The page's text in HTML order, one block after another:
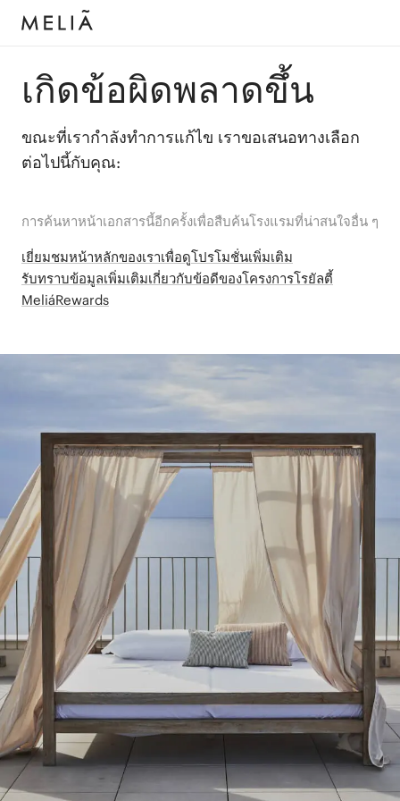
เกิดข้อผิดพลาดขึ้น
ขณะที่เรากำลังทำการแก้ไข เราขอเสนอทางเลือก
ต่อไปนี้กับคุณ:
การค้นหาหน้าเอกสารนี้อีกครั้งเพื่อสืบค้นโรงแรมที่น่าสนใจอื่น ๆ
เยี่ยมชมหน้าหลักของเราเพื่อดูโปรโมชั่นเพิ่มเติม
รับทราบข้อมูลเพิ่มเติมเกี่ยวกับข้อดีของโครงการโรยัลตี้
MeliáRewards